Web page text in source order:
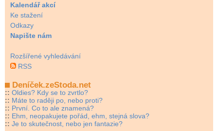
Kalendář akcí
Ke stažení
Odkazy
Napište nám
Rozšířené vyhledávání
RSS
Deníček.zeStoda.net
:: Oldies? Kdy se to zvrtlo?
:: Máte to raději po, nebo proti?
:: První. Co to ale znamená?
:: Ehm, neopakujete pořád, ehm, stejná slova?
:: Je to skutečnost, nebo jen fantazie?